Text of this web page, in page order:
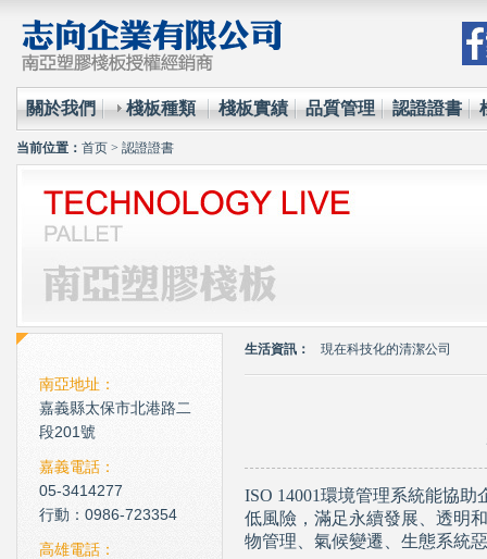
關於我們 棧板種類 棧板實績 品質管理 認證證書
当前位置： 首页 > 認證證書
南亞地址：
嘉義縣太保市北港路二
段201號
嘉義電話：
05-3414277
行動：0986-723354
高雄電話：
生活資訊： 現在科技化的清潔公司
環保材質的使用已經成為全
現在科技化的清潔公司
雲南臘肉的醃製介紹
ISO 14001環境管理系統能協
低風險，滿足永續發展、透明
物管理、氣候變遷、生態系統